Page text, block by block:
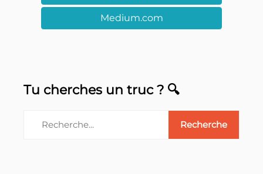
Medium.com
Tu cherches un truc ? 🔍